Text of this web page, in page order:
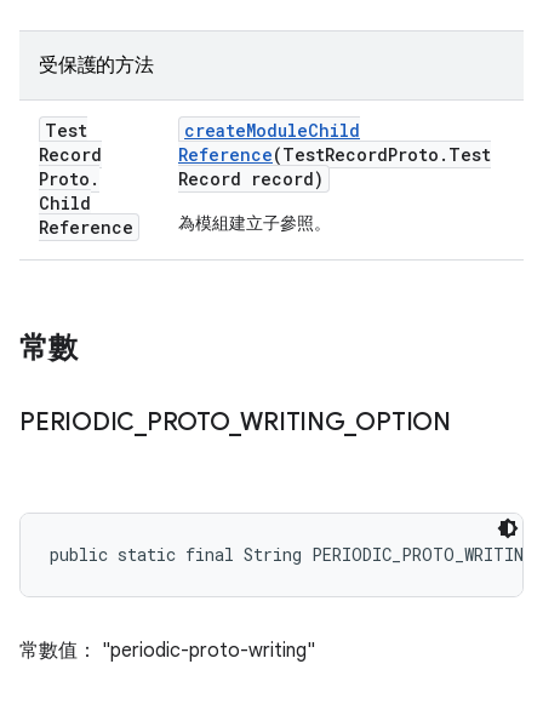
受保護的方法
Test
Record
Proto .
Child
Reference
createModuleChild
Reference(TestRecordProto . Test
Record record)
為模組建立子參照。
常數
PERIODIC PROTO_WRITING_ OPTION
public static final String
常數值： "periodic-proto-writing"